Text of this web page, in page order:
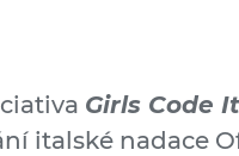
Girls Code
italské nadace